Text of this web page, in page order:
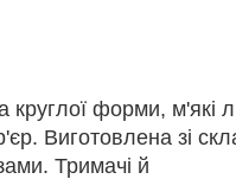
форми, м'які
Виготовлена ​​зі
Тримачі й